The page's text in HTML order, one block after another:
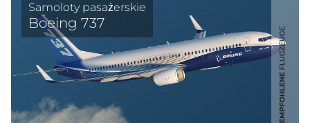
Samoloty pasażerskie
Boeing 737